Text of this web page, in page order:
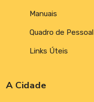
Manuais
Quadro de Pessoal
Links Úteis
A Cidade